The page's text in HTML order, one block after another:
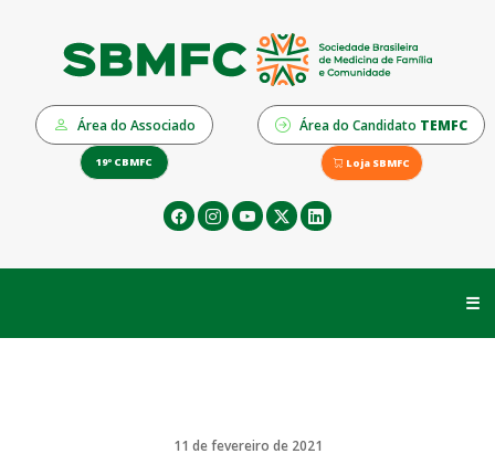
Área do Associado Área do Candidato TEMFC
19º CBMFC Loja SBMFC
☰
11 de fevereiro de 2021